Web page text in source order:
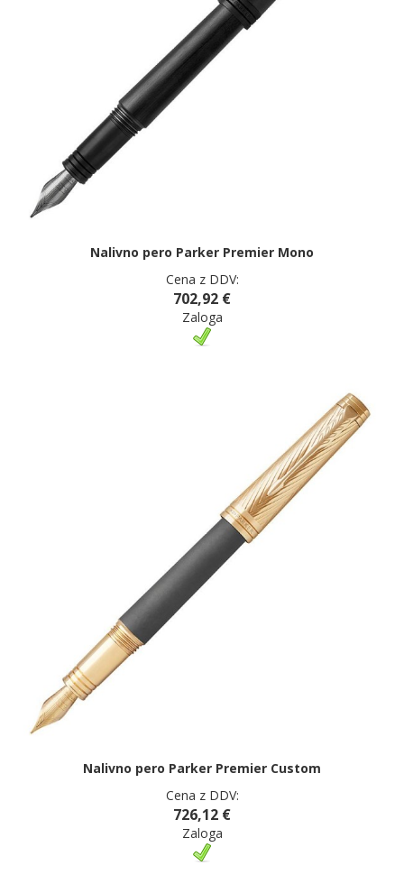
Nalivno pero Parker Premier Mono
Cena z DDV:
702,92 €
Zaloga
Nalivno pero Parker Premier Custom
Cena z DDV:
726,12 €
Zaloga